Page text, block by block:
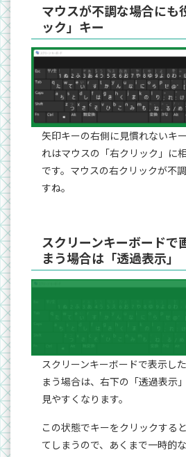
マウスが不調な場合にも
ック」キー
矢印キーの右側に見慣れないキ
れはマウスの「右クリック」に
です。マウスの右クリックが不
すね。
スクリーンキーボードで
まう場合は「透過表示」
スクリーンキーボードで表示し
まう場合は、右下の「透過表示
見やすくなります。
この状態でキーをクリックする
てしまうので、あくまで一時的